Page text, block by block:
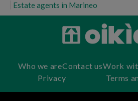
Estate agents in Marineo
Who we areContact usWork
Privacy
Terms